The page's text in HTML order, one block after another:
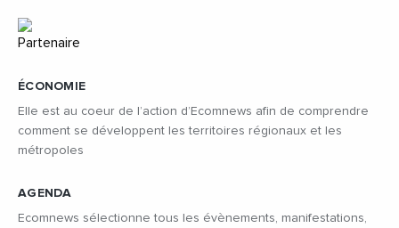
ÉCONOMIE
Elle est au coeur de l’action d’Ecomnews afin de comprendre
comment se développent les territoires régionaux et les
métropoles
AGENDA
Ecomnews sélectionne tous les évènements, manifestations,